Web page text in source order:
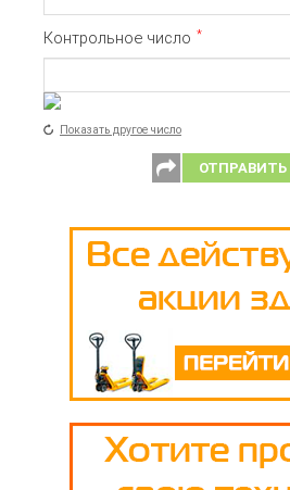
Контрольное число *
Показать другое число
ОТПРАВИТЬ